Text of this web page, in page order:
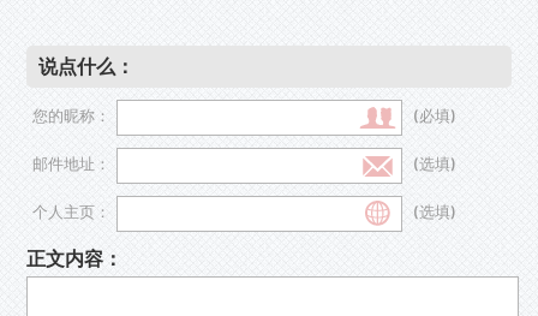
说点什么：
您的昵称： (必填)
邮件地址： (选填)
个人主页： (选填)
正文内容：